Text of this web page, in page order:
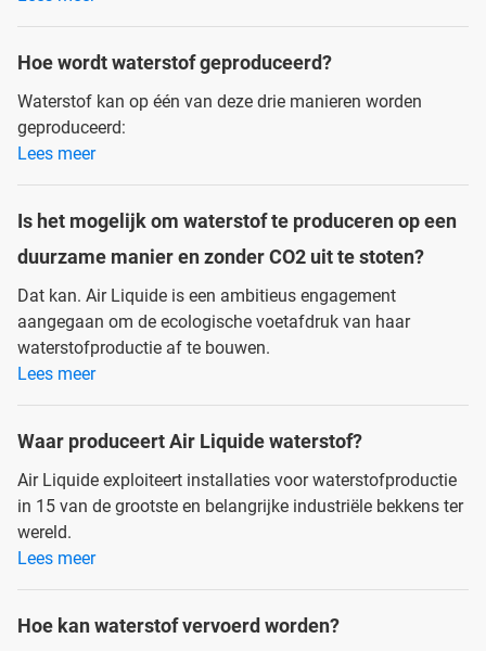
Hoe wordt waterstof geproduceerd?
Waterstof kan op één van deze drie manieren worden
geproduceerd:
Lees meer
Is het mogelijk om waterstof te produceren op een
duurzame manier en zonder CO2 uit te stoten?
Dat kan. Air Liquide is een ambitieus engagement
aangegaan om de ecologische voetafdruk van haar
waterstofproductie af te bouwen.
Lees meer
Waar produceert Air Liquide waterstof?
Air Liquide exploiteert installaties voor waterstofproductie
in 15 van de grootste en belangrijke industriële bekkens ter
wereld.
Lees meer
Hoe kan waterstof vervoerd worden?